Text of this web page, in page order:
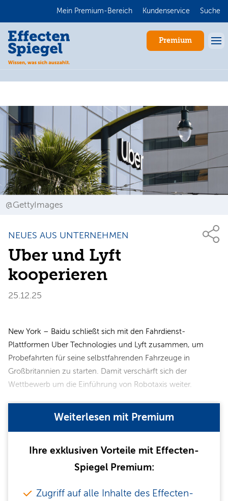
Mein Premium-Bereich Kundenservice Suche
Premium
@GettyImages
NEUES AUS UNTERNEHMEN
Uber und Lyft
kooperieren
25.12.25
New York – Baidu schließt sich mit den Fahrdienst-
Plattformen Uber Technologies und Lyft zusammen, um
Probefahrten für seine selbstfahrenden Fahrzeuge in
Großbritannien zu starten. Damit verschärft sich der
Wettbewerb um die Einführung von Robotaxis weiter.
Weiterlesen mit Premium
Ihre exklusiven Vorteile mit Effecten-
Spiegel Premium:
Zugriff auf alle Inhalte des Effecten-
Anmelden